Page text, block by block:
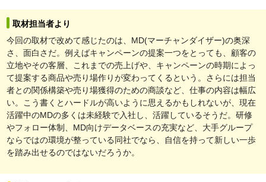
取材担当者より
今回の取材で改めて感じたのは、MD(マーチャンダイザー)の奥深
さ、面白さだ。例えばキャンペーンの提案一つをとっても、顧客の
立地やその客層、これまでの売上げや、キャンペーンの時期によっ
て提案する商品や売り場作りが変わってくるという。さらには担当
者との関係構築や売り場獲得のための商談など、仕事の内容は幅広
い。こう書くとハードルが高いように思えるかもしれないが、現在
活躍中のMDの多くは未経験で入社し、活躍しているそうだ。研修
やフォロー体制、MD向けデータベースの充実など、大手グループ
ならではの環境が整っている同社でなら、自信を持って新しい一歩
を踏み出せるのではないだろうか。